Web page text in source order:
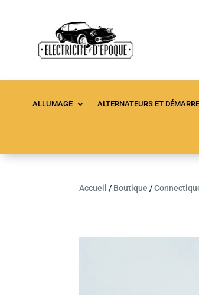
ALLUMAGE ALTERNATEURS ET
Accueil / Boutique /